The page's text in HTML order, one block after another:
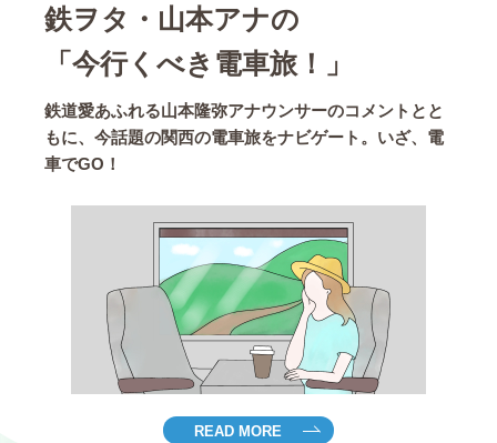
鉄道愛あふれる山本隆弥アナウンサーのコメントとと
もに、今話題の関西の電車旅をナビゲート。いざ、電
車でGO！
鉄ヲタ・山本アナの
「今行くべき電車旅！」
READ MORE